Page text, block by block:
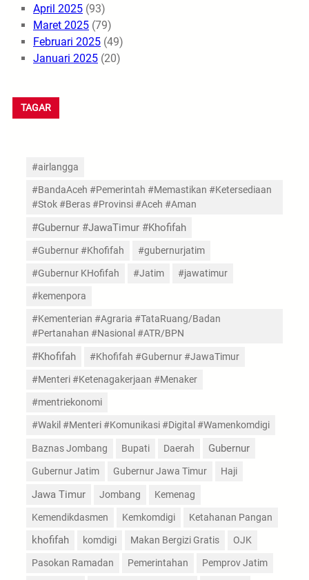
April 2025 (93)
Maret 2025 (79)
Februari 2025 (49)
Januari 2025 (20)
TAGAR
#airlangga
#BandaAceh #Pemerintah #Memastikan #Ketersediaan
#Stok #Beras #Provinsi #Aceh #Aman
#Gubernur #JawaTimur #Khofifah
#Gubernur #Khofifah #gubernurjatim
#Gubernur KHofifah #Jatim #jawatimur
#kemenpora
#Kementerian #Agraria #TataRuang/Badan
#Pertanahan #Nasional #ATR/BPN
#Khofifah #Khofifah #Gubernur #JawaTimur
#Menteri #Ketenagakerjaan #Menaker
#mentriekonomi
#Wakil #Menteri #Komunikasi #Digital #Wamenkomdigi
Baznas Jombang Bupati Daerah Gubernur
Gubernur Jatim Gubernur Jawa Timur Haji
Jawa Timur Jombang Kemenag
Kemendikdasmen Kemkomdigi Ketahanan Pangan
khofifah komdigi Makan Bergizi Gratis OJK
Pasokan Ramadan Pemerintahan Pemprov Jatim